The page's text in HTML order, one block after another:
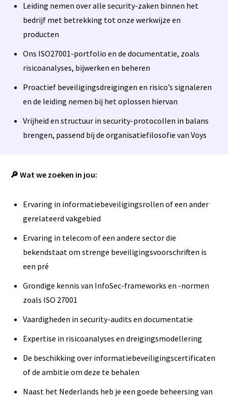
Leiding nemen over alle security-zaken binnen het
bedrijf met betrekking tot onze werkwijze en
producten
Ons ISO27001-portfolio en de documentatie, zoals
risicoanalyses, bijwerken en beheren
Proactief beveiligingsdreigingen en risico’s signaleren
en de leiding nemen bij het oplossen hiervan
Vrijheid en structuur in security-protocollen in balans
brengen, passend bij de organisatiefilosofie van Voys
🔎 Wat we zoeken in jou:
Ervaring in informatiebeveiligingsrollen of een ander
gerelateerd vakgebied
Ervaring in telecom of een andere sector die
bekendstaat om strenge beveiligingsvoorschriften is
een pré
Grondige kennis van InfoSec-frameworks en -normen
zoals ISO 27001
Vaardigheden in security-audits en documentatie
Expertise in risicoanalyses en dreigingsmodellering
De beschikking over informatiebeveiligingscertificaten
of de ambitie om deze te behalen
Naast het Nederlands heb je een goede beheersing van